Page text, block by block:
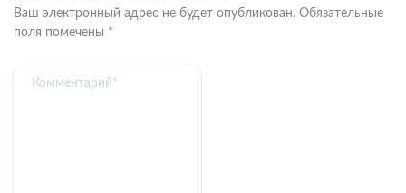
Ваш электронный адрес не будет опубликован. Обязательные
поля помечены *